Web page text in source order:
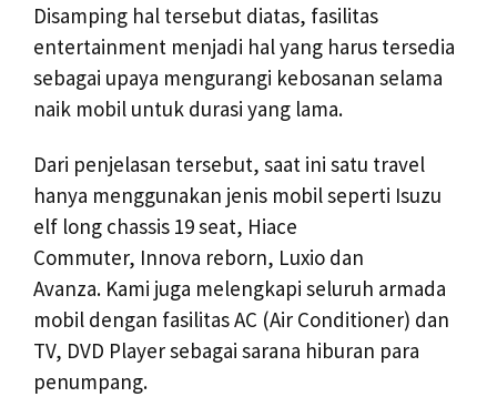
Disamping hal tersebut diatas, fasilitas
entertainment menjadi hal yang harus tersedia
sebagai upaya mengurangi kebosanan selama
naik mobil untuk durasi yang lama.
Dari penjelasan tersebut, saat ini satu travel
hanya menggunakan jenis mobil seperti Isuzu
elf long chassis 19 seat, Hiace
Commuter, Innova reborn, Luxio dan
Avanza. Kami juga melengkapi seluruh armada
mobil dengan fasilitas AC (Air Conditioner) dan
TV, DVD Player sebagai sarana hiburan para
penumpang.